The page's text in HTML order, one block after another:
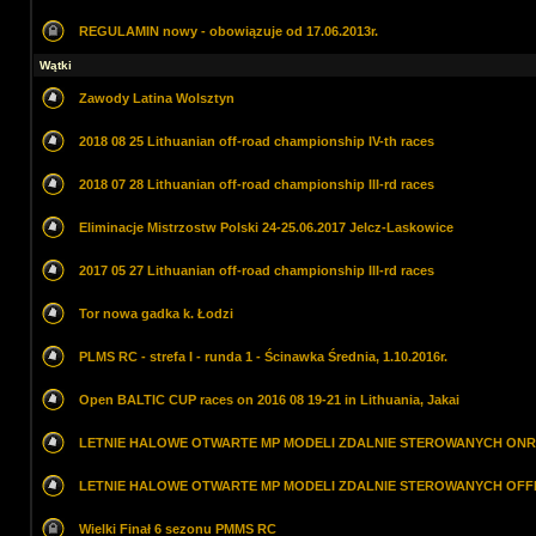
REGULAMIN nowy - obowiązuje od 17.06.2013r.
Wątki
Zawody Latina Wolsztyn
2018 08 25 Lithuanian off-road championship IV-th races
2018 07 28 Lithuanian off-road championship III-rd races
Eliminacje Mistrzostw Polski 24-25.06.2017 Jelcz-Laskowice
2017 05 27 Lithuanian off-road championship III-rd races
Tor nowa gadka k. Łodzi
PLMS RC - strefa I - runda 1 - Ścinawka Średnia, 1.10.2016r.
Open BALTIC CUP races on 2016 08 19-21 in Lithuania, Jakai
LETNIE HALOWE OTWARTE MP MODELI ZDALNIE STEROWANYCH
LETNIE HALOWE OTWARTE MP MODELI ZDALNIE STEROWANYCH
Wielki Finał 6 sezonu PMMS RC